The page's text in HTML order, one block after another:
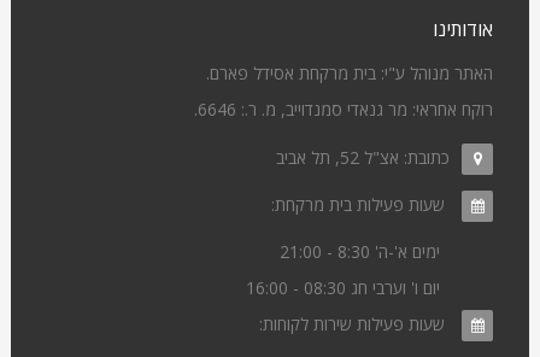
אודותינו
האתר מנוהל ע"י: בית מרקחת אסידל פארם.
רוקח אחראי: מר גנאדי סמנדוייב, מ. ר.: 6646.
כתובת: אצ"ל 52, תל אביב
שעות פעילות בית מרקחת:
ימים א'-ה' 8:30 - 21:00
יום ו' וערבי חג 08:30 - 16:00
שעות פעילות שירות לקוחות: